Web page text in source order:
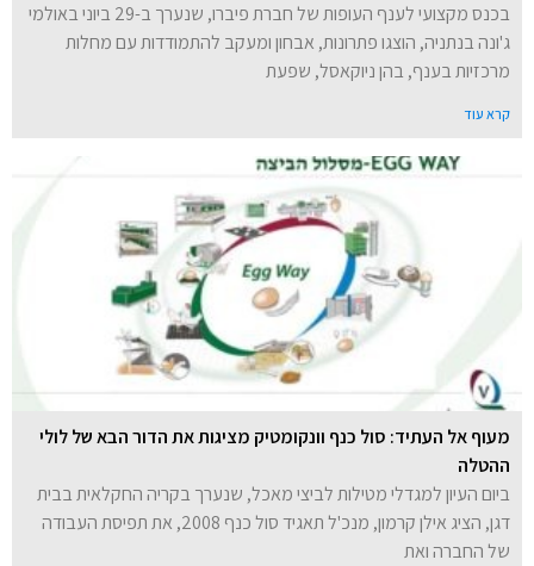
בכנס מקצועי לענף העופות של חברת פיברו, שנערך ב-29 ביוני באולמי
ג'ונה בנתניה, הוצגו פתרונות, אבחון ומעקב להתמודדות עם מחלות
מרכזיות בענף, בהן ניוקאסל, שפעת
קרא עוד
מעוף אל העתיד: סול כנף וונקומטיק מציגות את הדור הבא של לולי
ההטלה
ביום העיון למגדלי מטילות לביצי מאכל, שנערך בקריה החקלאית בבית
דגן, הציג אילן קרמון, מנכ'ל תאגיד סול כנף 2008, את תפיסת העבודה
של החברה ואת